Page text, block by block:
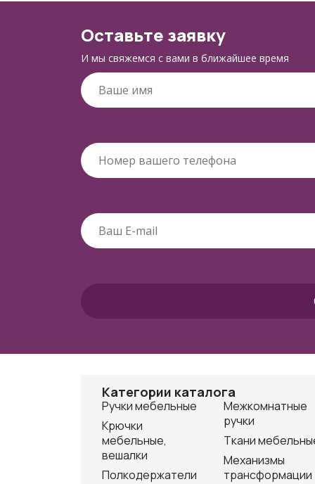
Оставьте заявку
И мы свяжемся с вами в ближайшее время
Категории каталога
Ручки мебельные
Крючки
мебельные,
вешалки
Полкодержатели
Межкомнатные
ручки
Ткани
Механизмы
трансформации